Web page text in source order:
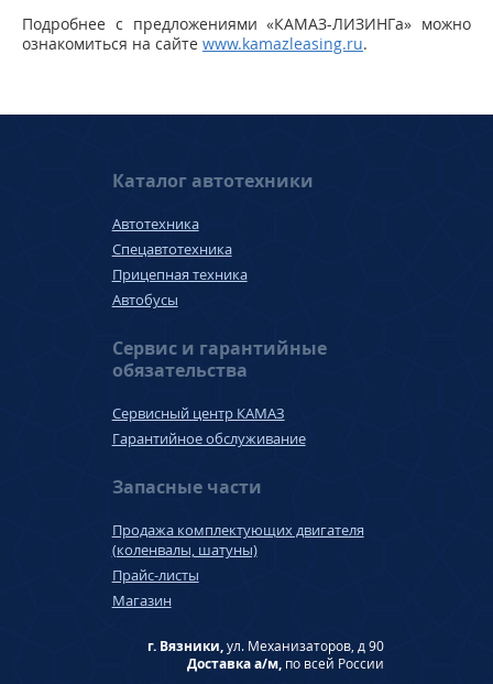
Подробнее с предложениями «КАМАЗ-ЛИЗИНГа» можно
ознакомиться на сайте www.kamazleasing.ru.
Каталог автотехники
Автотехника
Спецавтотехника
Прицепная техника
Автобусы
Сервис и гарантийные
обязательства
Сервисный центр КАМАЗ
Гарантийное обслуживание
Запасные части
Продажа комплектующих двигателя
(коленвалы, шатуны)
Прайс-листы
Магазин
г. Вязники,ул. Механизаторов, д 90
Доставка а/м, по всей России